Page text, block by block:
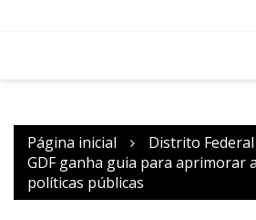
Página inicial
Distrito Federal
GDF ganha guia para aprimorar
políticas públicas